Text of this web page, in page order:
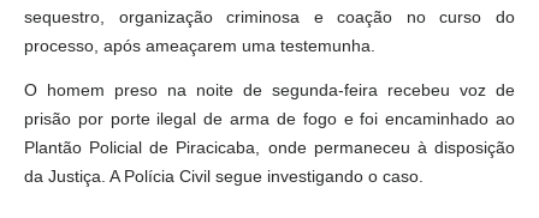
sequestro, organização criminosa e coação no curso do
processo, após ameaçarem uma testemunha.
O homem preso na noite de segunda-feira recebeu voz de
prisão por porte ilegal de arma de fogo e foi encaminhado ao
Plantão Policial de Piracicaba, onde permaneceu à disposição
da Justiça. A Polícia Civil segue investigando o caso.